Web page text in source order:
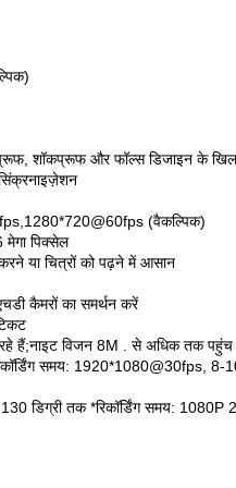
शॉकप्रूफ और फॉल्स डिजाइन के
(वैकल्पिक)
पिक्सेल
या चित्रों को पढ़ने में आसान
कैमरों का समर्थन करें
हैं;नाइट विजन 8M . से अधिक तक
समय: 1920*1080@30fps,
डिग्री तक *रिकॉर्डिंग समय: